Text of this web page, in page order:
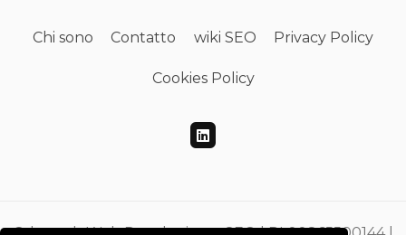
Chi sono Contatto wiki SEO Privacy Policy
Cookies Policy